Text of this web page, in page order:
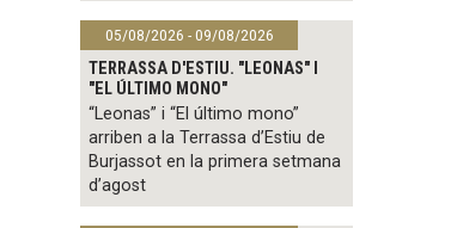
05/08/2026 - 09/08/2026
TERRASSA D'ESTIU. "LEONAS" I
"EL ÚLTIMO MONO"
“Leonas” i “El último mono”
arriben a la Terrassa d’Estiu de
Burjassot en la primera setmana
d’agost